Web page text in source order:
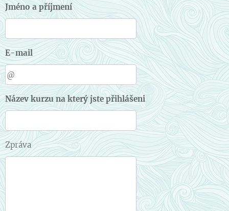
Jméno a příjmení
E-mail
Název kurzu na který jste přihlášeni
Zpráva